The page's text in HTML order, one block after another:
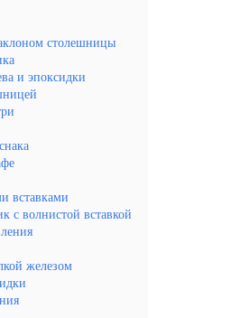
столешницы
и эпоксидки
вставками
с волнистой вставкой
железом